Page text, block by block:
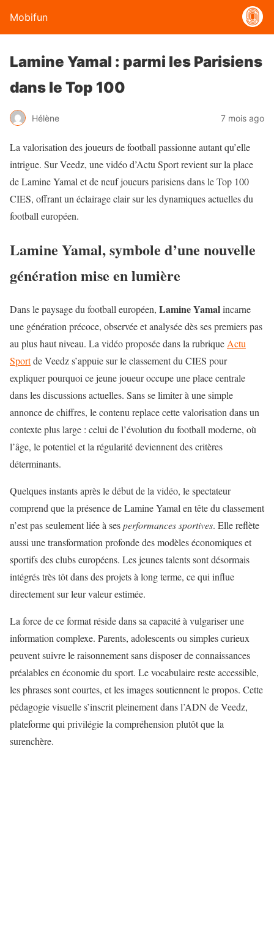
Mobifun
Lamine Yamal : parmi les Parisiens
dans le Top 100
Hélène 7 mois ago
La valorisation des joueurs de football passionne autant qu’elle
intrigue. Sur Veedz, une vidéo d’Actu Sport revient sur la place
de Lamine Yamal et de neuf joueurs parisiens dans le Top 100
CIES, offrant un éclairage clair sur les dynamiques actuelles du
football européen.
Lamine Yamal, symbole d’une nouvelle
génération mise en lumière
Dans le paysage du football européen, Lamine Yamalincarne
une génération précoce, observée et analysée dès ses premiers pas
au plus haut niveau. La vidéo proposée dans la rubrique Actu
Sportde Veedz s’appuie sur le classement du CIES pour
expliquer pourquoi ce jeune joueur occupe une place centrale
dans les discussions actuelles. Sans se limiter à une simple
annonce de chiffres, le contenu replace cette valorisation dans un
contexte plus large : celui de l’évolution du football moderne, où
l’âge, le potentiel et la régularité deviennent des critères
déterminants.
Quelques instants après le début de la vidéo, le spectateur
comprend que la présence de Lamine Yamal en tête du classement
n’est pas seulement liée à sesperformances sportives. Elle reflète
aussi une transformation profonde des modèles économiques et
sportifs des clubs européens. Les jeunes talents sont désormais
intégrés très tôt dans des projets à long terme, ce qui influe
directement sur leur valeur estimée.
La force de ce format réside dans sa capacité à vulgariser une
information complexe. Parents, adolescents ou simples curieux
peuvent suivre le raisonnement sans disposer de connaissances
préalables en économie du sport. Le vocabulaire reste accessible,
les phrases sont courtes, et les images soutiennent le propos. Cette
pédagogie visuelle s’inscrit pleinement dans l’ADN de Veedz,
plateforme qui privilégie la compréhension plutôt que la
surenchère.